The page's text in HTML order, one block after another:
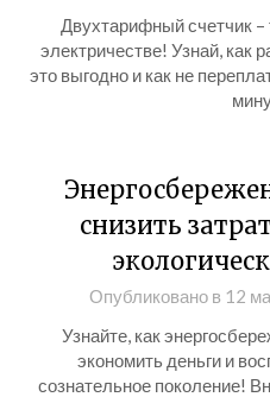
Двухтарифный счетчик
электричестве! Узнай, как
это выгодно и как не
снизить
Опубликовано в 12
Узнайте, как
экономить деньги и
сознательное поколение!